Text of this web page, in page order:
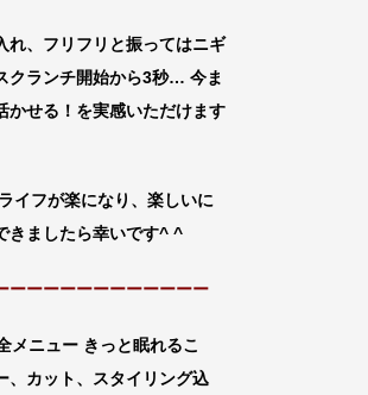
れ、フリフリと振ってはニギ
クランチ開始から3秒… 今ま
かせる ！を実感いただけます
イフが楽になり、楽しいに
きましたら幸いです^ ^
ーーーーーーーーーーーー
メニュー きっと眠れるこ
、カット、スタイリング込